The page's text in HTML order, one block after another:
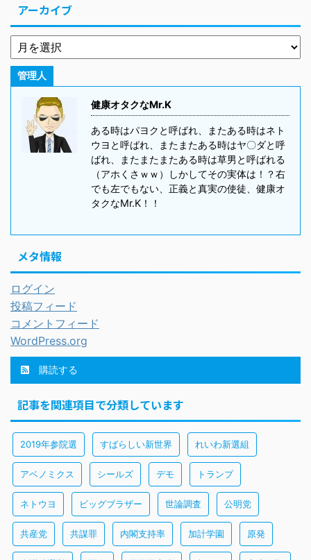
アーカイブ
管理人
健康オタクなMr.K
ある時はパヨクと呼ばれ、またある時はネト
ウヨと呼ばれ、またまたある時はヤ〇ダと呼
ばれ、またまたまたある時は草男と呼ばれる
（アホくさｗｗ）しかしてその実体は！？右
でも左でもない、正義と真実の使徒、健康オ
タクなMr.K！！
メタ情報
ログイン
投稿フィード
コメントフィード
WordPress.org
購読する
記事を関連項目で分類しています
2019年参院選 すばらしい新世界 れいわ新選組
アベノミクス シールズ デモ トランプ
ネトウヨ ビッグブラザー 世論調査 公明党
共産党 共謀罪 内閣支持率 加計学園 原発